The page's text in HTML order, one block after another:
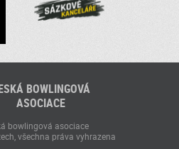
BOWLINGOVÁ
ASOCIACE
bowlingová asociace
všechna práva vyhrazena